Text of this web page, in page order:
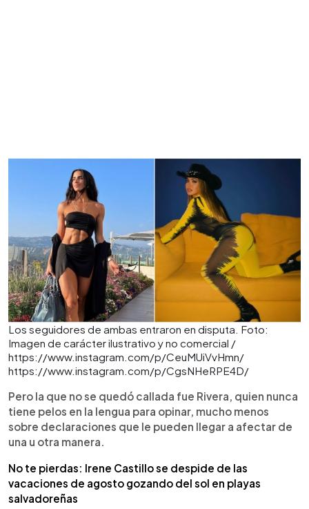
Los seguidores de ambas entraron en disputa. Foto:
Imagen de carácter ilustrativo y no comercial /
https://www.instagram.com/p/CeuMUiVvHmn/
https://www.instagram.com/p/CgsNHeRPE4D/
Pero la que no se quedó callada fue Rivera, quien nunca
tiene pelos en la lengua para opinar, mucho menos
sobre declaraciones que le pueden llegar a afectar de
una u otra manera.
No te pierdas: Irene Castillo se despide de las
vacaciones de agosto gozando del sol en playas
salvadoreñas